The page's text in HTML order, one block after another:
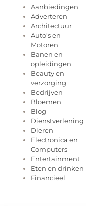
Aanbiedingen
Adverteren
Architectuur
Auto’s en
Motoren
Banen en
opleidingen
Beauty en
verzorging
Bedrijven
Bloemen
Blog
Dienstverlening
Dieren
Electronica en
Computers
Entertainment
Eten en drinken
Financieel